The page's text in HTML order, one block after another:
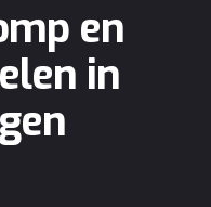
en
in